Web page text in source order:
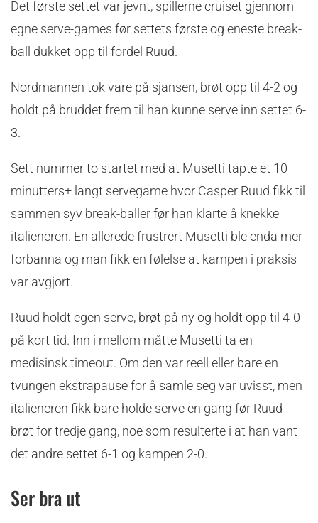
Det første settet var jevnt, spillerne cruiset gjennom
egne serve-games før settets første og eneste break-
ball dukket opp til fordel Ruud.
Nordmannen tok vare på sjansen, brøt opp til 4-2 og
holdt på bruddet frem til han kunne serve inn settet 6-
3.
Sett nummer to startet med at Musetti tapte et 10
minutters+ langt servegame hvor Casper Ruud fikk til
sammen syv break-baller før han klarte å knekke
italieneren. En allerede frustrert Musetti ble enda mer
forbanna og man fikk en følelse at kampen i praksis
var avgjort.
Ruud holdt egen serve, brøt på ny og holdt opp til 4-0
på kort tid. Inn i mellom måtte Musetti ta en
medisinsk timeout. Om den var reell eller bare en
tvungen ekstrapause for å samle seg var uvisst, men
italieneren fikk bare holde serve en gang før Ruud
brøt for tredje gang, noe som resulterte i at han vant
det andre settet 6-1 og kampen 2-0.
Ser bra ut